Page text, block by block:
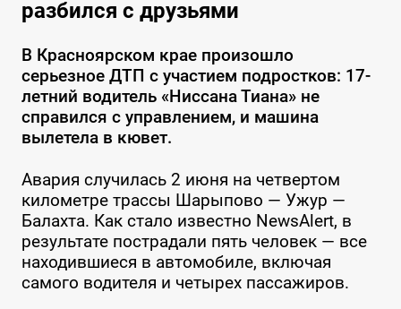
разбился с друзьями
В Красноярском крае произошло
серьезное ДТП с участием подростков: 17-
летний водитель «Ниссана Тиана» не
справился с управлением, и машина
вылетела в кювет.
Авария случилась 2 июня на четвертом
километре трассы Шарыпово — Ужур —
Балахта. Как стало известно NewsAlert, в
результате пострадали пять человек — все
находившиеся в автомобиле, включая
самого водителя и четырех пассажиров.